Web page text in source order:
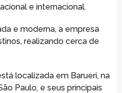
e internacional.
e moderna, a empresa
realizando cerca de
localizada em Barueri, na
Paulo, e seus principais